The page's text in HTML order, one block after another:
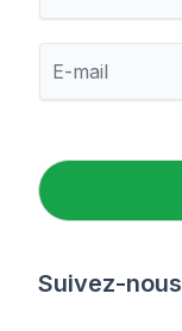
é
n
m
l
*
Suivez-nous